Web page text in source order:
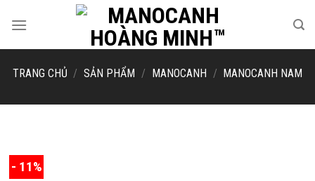
TRANG CHỦ / SẢN PHẨM / MANOCANH / MANOCANH NAM
- 11%